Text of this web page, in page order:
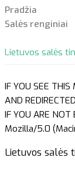
Pradžia
Salės renginiai
Lietuvos salės
IF YOU SEE THIS
AND
IF YOU ARE NOT
Mozilla/5.0
Lietuvos salės